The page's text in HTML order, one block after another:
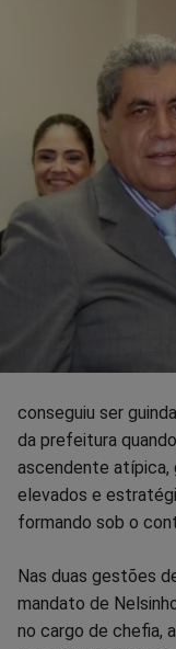
conseguiu ser
da prefeitura
ascendente atípica,
elevados e
formando sob o
Nas duas gestões
mandato de
no cargo de chefia,